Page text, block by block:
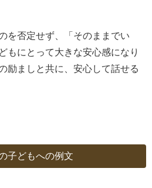
を否定せず、「そのままでい
もにとって大きな安心感になり
励ましと共に、安心して話せる
子どもへの例文